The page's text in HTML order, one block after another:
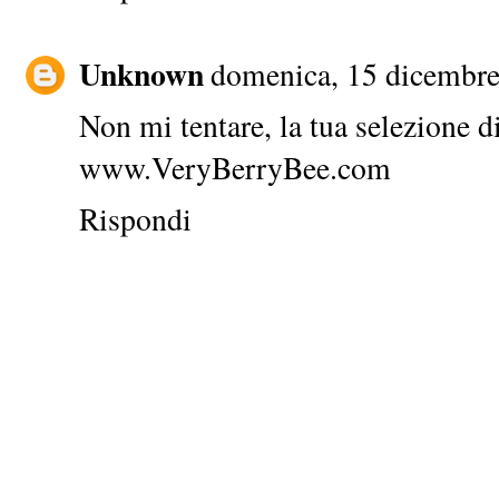
Unknowndomenica, 15
Non mi tentare, la tua selezione
www.VeryBerryBee.com
Rispondi